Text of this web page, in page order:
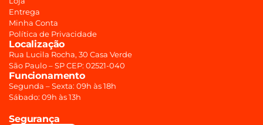
Entrega
Minha Conta
Política de Privacidade
Localização
Rua Lucila Rocha, 30 Casa Verde
São Paulo – SP CEP: 02521-040
Funcionamento
Segunda – Sexta: 09h às 18h
Sábado: 09h às 13h
Segurança